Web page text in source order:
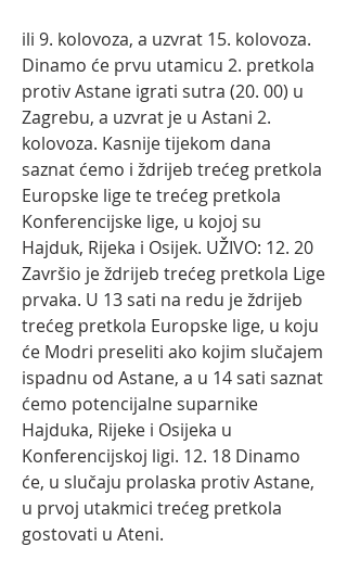
ili 9. kolovoza, a uzvrat 15. kolovoza.
Dinamo će prvu utamicu 2. pretkola
protiv Astane igrati sutra (20. 00) u
Zagrebu, a uzvrat je u Astani 2.
kolovoza. Kasnije tijekom dana
saznat ćemo i ždrijeb trećeg pretkola
Europske lige te trećeg pretkola
Konferencijske lige, u kojoj su
Hajduk, Rijeka i Osijek. UŽIVO: 12. 20
Završio je ždrijeb trećeg pretkola Lige
prvaka. U 13 sati na redu je ždrijeb
trećeg pretkola Europske lige, u koju
će Modri preseliti ako kojim slučajem
ispadnu od Astane, a u 14 sati saznat
ćemo potencijalne suparnike
Hajduka, Rijeke i Osijeka u
Konferencijskoj ligi. 12. 18 Dinamo
će, u slučaju prolaska protiv Astane,
u prvoj utakmici trećeg pretkola
gostovati u Ateni.